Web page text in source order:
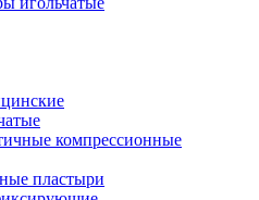
компрессионные
пластыри